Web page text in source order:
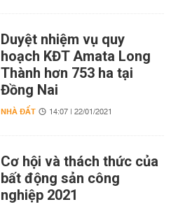
Duyệt nhiệm vụ quy
hoạch KĐT Amata Long
Thành hơn 753 ha tại
Đồng Nai
NHÀ ĐẤT 14:07 | 22/01/2021
Cơ hội và thách thức của
bất động sản công
nghiệp 2021